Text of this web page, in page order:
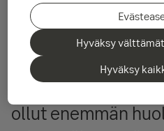
aikoina se on
inflaatiokehitys on
oikealla tiellä, ja
ollut enemmän
Hyväksy
Hyväksy